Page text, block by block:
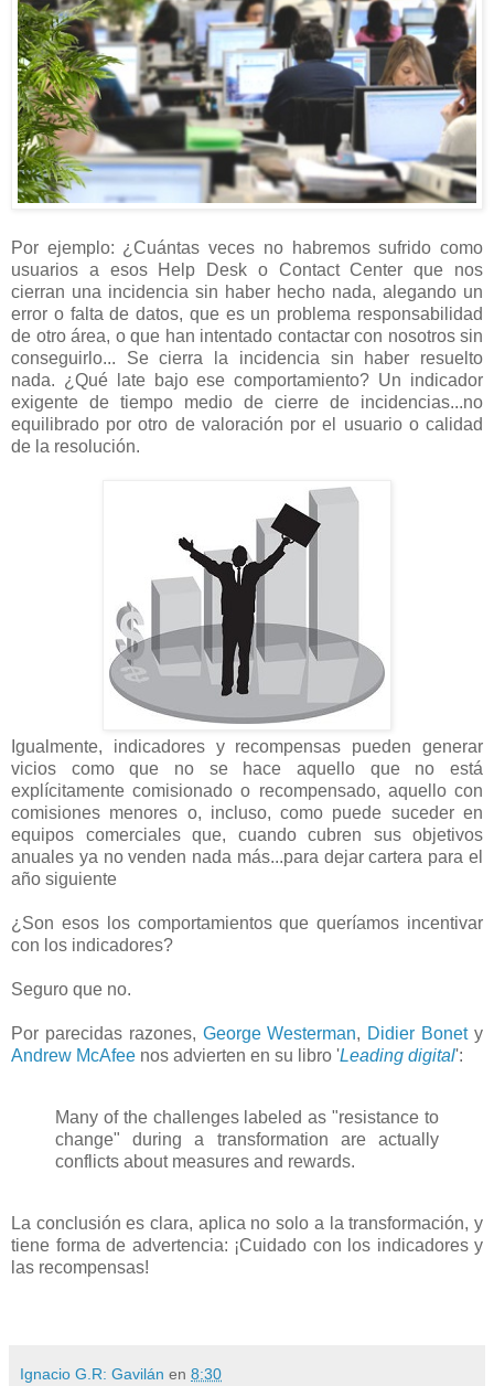
Por ejemplo: ¿Cuántas veces no habremos sufrido como
usuarios a esos Help Desk o Contact Center que nos
cierran una incidencia sin haber hecho nada, alegando un
error o falta de datos, que es un problema responsabilidad
de otro área, o que han intentado contactar con nosotros sin
conseguirlo... Se cierra la incidencia sin haber resuelto
nada. ¿Qué late bajo ese comportamiento? Un indicador
exigente de tiempo medio de cierre de incidencias...no
equilibrado por otro de valoración por el usuario o calidad
de la resolución.
Igualmente, indicadores y recompensas pueden generar
vicios como que no se hace aquello que no está
explícitamente comisionado o recompensado, aquello con
comisiones menores o, incluso, como puede suceder en
equipos comerciales que, cuando cubren sus objetivos
anuales ya no venden nada más...para dejar cartera para el
año siguiente
¿Son esos los comportamientos que queríamos incentivar
con los indicadores?
Seguro que no.
Por parecidas razones, George Westerman, Didier Bonety
Andrew McAfee nos advierten en su libro 'Leading digital':
Many of the challenges labeled as "resistance to
change" during a transformation are actually
conflicts about measures and rewards.
La conclusión es clara, aplica no solo a la transformación, y
tiene forma de advertencia: ¡Cuidado con los indicadores y
las recompensas!
Ignacio G.R: Gavilán en 8:30